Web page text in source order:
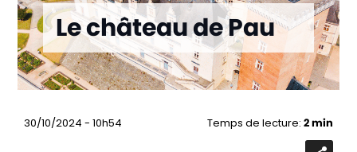
Le château de Pau
30/10/2024 - 10h54 Temps de lecture:2 min